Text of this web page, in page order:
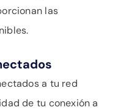
las
a tu red
de tu conexión a